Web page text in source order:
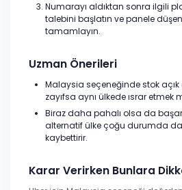
Numarayı aldıktan sonra ilgili
talebini başlatın ve panele
tamamlayın.
Uzman Önerileri
Malaysia seçeneğinde stok açık
zayıfsa aynı ülkede ısrar etmek
Biraz daha pahalı olsa da
alternatif ülke çoğu durumda
kaybettirir.
Karar Verirken Bunlara